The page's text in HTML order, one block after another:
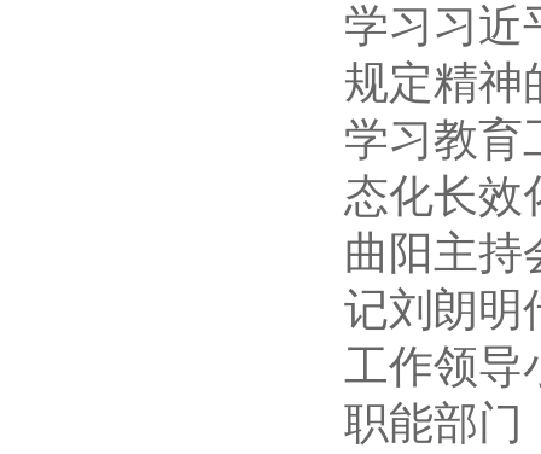
学习习近
规定精神
学习教育
态化长效
曲阳主持
记刘朗明
工作领导
职能部门